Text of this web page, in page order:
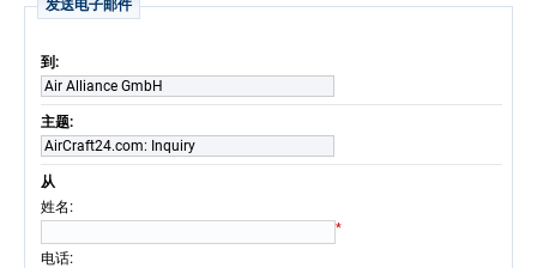
发送电子邮件
到:
Air Alliance GmbH
主题:
AirCraft24.com: Inquiry
从
姓名 :
*
电话: